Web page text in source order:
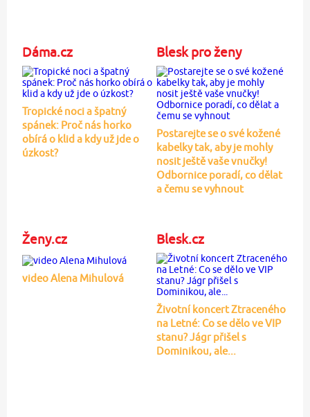
Dáma.cz
Tropické noci a špatný
spánek: Proč nás horko
obírá o klid a kdy už jde o
úzkost?
Blesk pro ženy
Postarejte se o své kožené
kabelky tak, aby je mohly
nosit ještě vaše vnučky!
Odbornice poradí, co dělat
a čemu se vyhnout
Ženy.cz
video Alena Mihulová
Blesk.cz
Životní koncert Ztraceného
na Letné: Co se dělo ve VIP
stanu? Jágr přišel s
Dominikou, ale...